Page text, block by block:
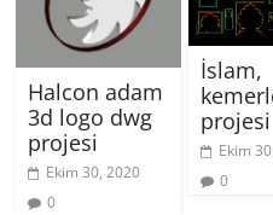
Halcon adam
3d logo dwg
projesi
Ekim 30, 2020
0
İslam,
projesi
Ekim
0